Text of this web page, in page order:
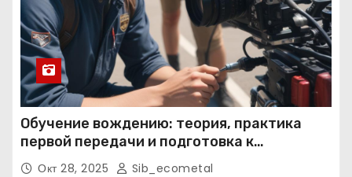
Обучение вождению: теория, практика
первой передачи и подготовка к
экзаменам
Окт 28, 2025 Sib_ecometal